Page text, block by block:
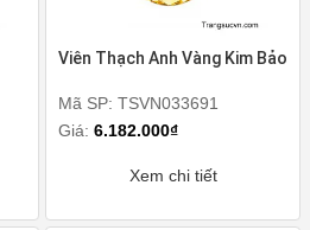
Viên Thạch Anh Vàng Kim Bảo
Mã SP: TSVN033691
Giá:6.182.000₫
Xem chi tiết